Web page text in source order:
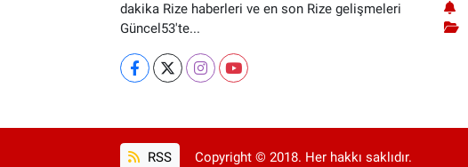
dakika Rize haberleri ve en son Rize gelişmeleri
Güncel53'te...
RSS Copyright © 2018. Her hakkı saklıdır.